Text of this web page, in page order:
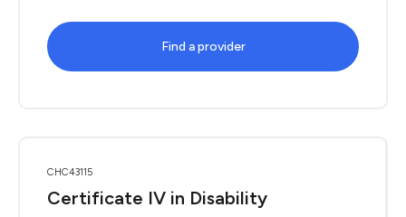
Find a provider
CHC43115
Certificate IV in Disability